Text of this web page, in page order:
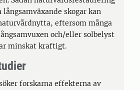
långsamväxande skogar kan
eftersom många
och/eller solbelyst
minskat kraftigt.
forskarna effekterna av